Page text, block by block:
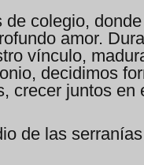
colegio,
amor.
vínculo,
decidimos
crecer juntos
de las